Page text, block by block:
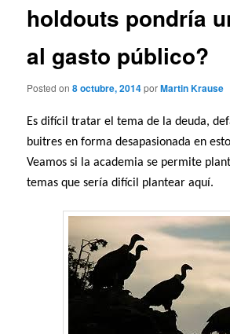
holdouts pondría
al gasto público?
Posted on8 octubre, 2014porMartin Krause
Es difícil tratar el tema de la deuda,
buitres en forma desapasionada en
Veamos si la academia se permite
temas que sería difícil plantear aquí.